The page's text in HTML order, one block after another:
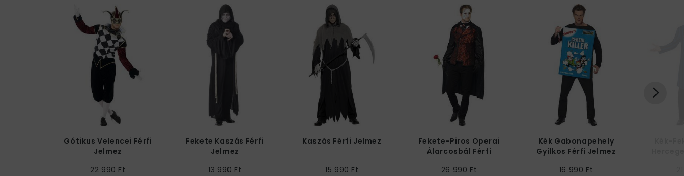
Gótikus Velencei Férfi
Jelmez
22 990 Ft
Fekete Kaszás Férfi
Jelmez
13 990 Ft
Kaszás Férfi Jelmez
15 990 Ft
Fekete-Piros Operai
Álarcosbál Férfi
26 990 Ft
Kék Gabonapehely
Gyilkos Férfi Jelmez
16 990 Ft